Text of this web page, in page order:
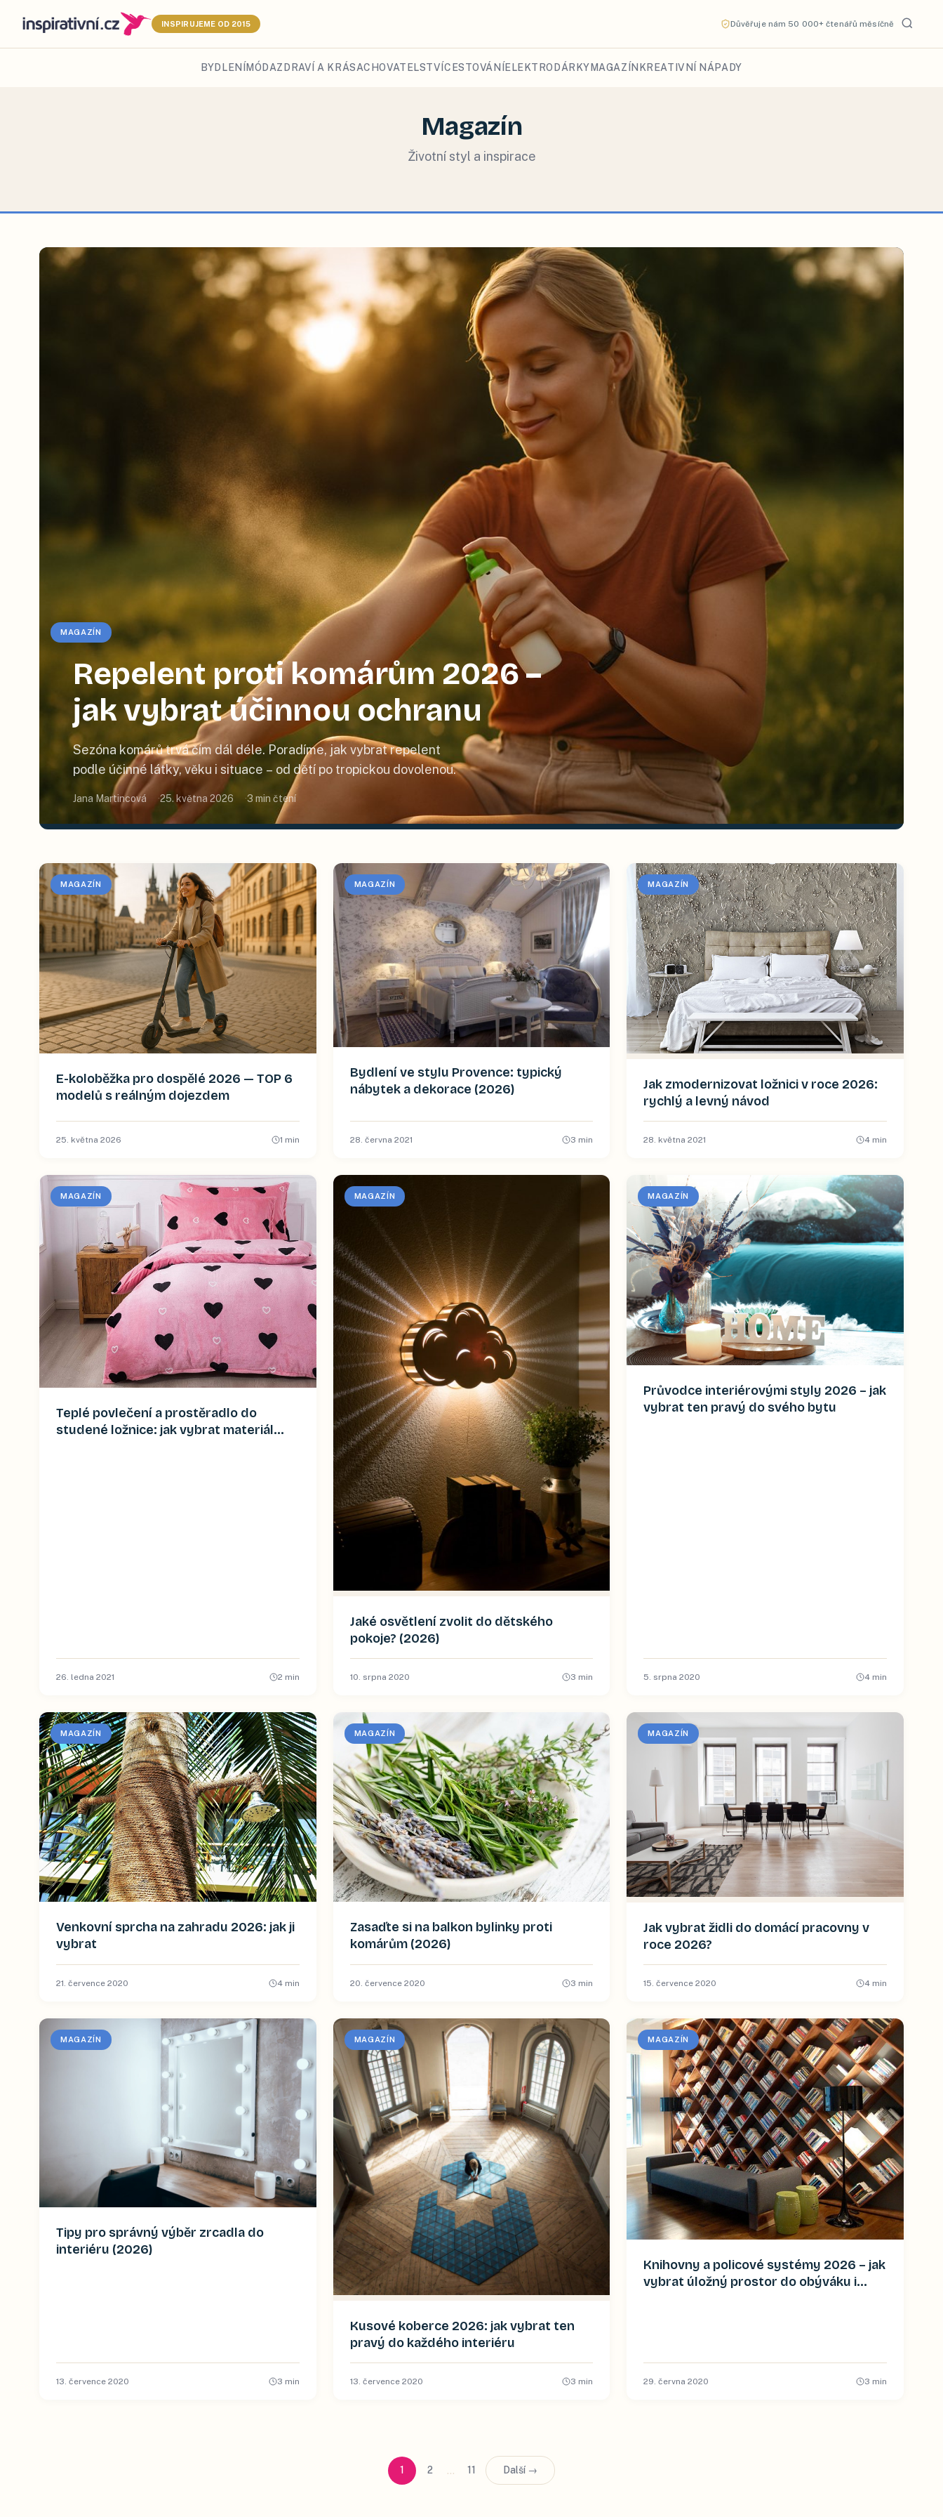
INSPIRUJEME OD 2015 Důvěřuje nám 50 000+ čtenářů měsíčně
BYDLENÍ MÓDAZDRAVÍ A KRÁSACHOVATELSTVÍCESTOVÁNÍ ELEKTRO DÁRKY MAGAZÍN KREATIVNÍ NÁPADY
Magazín
Životní styl a inspirace
MAGAZÍN
Repelent proti komárům 2026 –
jak vybrat účinnou ochranu
Sezóna komárů trvá čím dál déle. Poradíme, jak vybrat repelent
podle účinné látky, věku i situace – od dětí po tropickou dovolenou.
Jana Martincová 25. května 2026 3 min čtení
MAGAZÍN
E-koloběžka pro dospělé 2026 — TOP 6
modelů s reálným dojezdem
25. května 2026 1 min
MAGAZÍN
Bydlení ve stylu Provence: typický
nábytek a dekorace (2026)
28. června 2021 3 min
MAGAZÍN
Jak zmodernizovat ložnici v roce 2026:
rychlý a levný návod
28. května 2021 4min
MAGAZÍN
Teplé povlečení a prostěradlo do
studené ložnice: jak vybrat materiál
26. ledna 2021 2 min
MAGAZÍN
Jaké osvětlení zvolit do dětského
pokoje? (2026)
10. srpna 2020 3 min
MAGAZÍN
Průvodce interiérovými styly 2026 – jak
vybrat ten pravý do svého bytu
5. srpna 2020 4min
MAGAZÍN
Venkovní sprcha na zahradu 2026: jak ji
vybrat
21. července 2020 4min
MAGAZÍN
Zasaďte si na balkon bylinky proti
komárům (2026)
20. července 2020 3 min
MAGAZÍN
Jak vybrat židli do domácí pracovny v
roce 2026?
15. července 2020 4min
MAGAZÍN
Tipy pro správný výběr zrcadla do
interiéru (2026)
13. července 2020 3 min
MAGAZÍN
Kusové koberce 2026: jak vybrat ten
pravý do každého interiéru
13. července 2020 3 min
MAGAZÍN
Knihovny a policové systémy 2026 – jak
vybrat úložný prostor do obýváku i
29. června 2020 3 min
1 2 … 11 Další →